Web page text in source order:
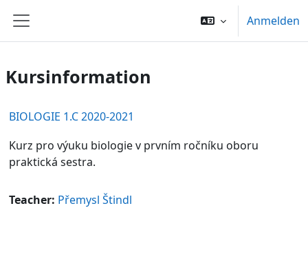
Website-Übersicht
Anmelden
Kursinformation
BIOLOGIE 1.C 2020-2021
Kurz pro výuku biologie v prvním ročníku oboru
praktická sestra.
Teacher: Přemysl Štindl